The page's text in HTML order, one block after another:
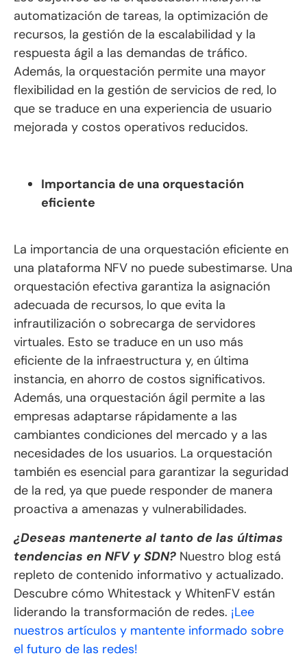
automatización de tareas, la optimización de
recursos, la gestión de la escalabilidad y la
respuesta ágil a las demandas de tráfico.
Además, la orquestación permite una mayor
flexibilidad en la gestión de servicios de red, lo
que se traduce en una experiencia de usuario
mejorada y costos operativos reducidos.
Importancia de una orquestación
eficiente
La importancia de una orquestación eficiente en
una plataforma NFV no puede subestimarse. Una
orquestación efectiva garantiza la asignación
adecuada de recursos, lo que evita la
infrautilización o sobrecarga de servidores
virtuales. Esto se traduce en un uso más
eficiente de la infraestructura y, en última
instancia, en ahorro de costos significativos.
Además, una orquestación ágil permite a las
empresas adaptarse rápidamente a las
cambiantes condiciones del mercado y a las
necesidades de los usuarios. La orquestación
también es esencial para garantizar la seguridad
de la red, ya que puede responder de manera
proactiva a amenazas y vulnerabilidades.
¿Deseas mantenerte al tanto de las últimas
tendencias en NFV y SDN? Nuestro blog está
repleto de contenido informativo y actualizado.
Descubre cómo Whitestack y WhitenFV están
liderando la transformación de redes. ¡Lee
nuestros artículos y mantente informado sobre
el futuro de las redes!